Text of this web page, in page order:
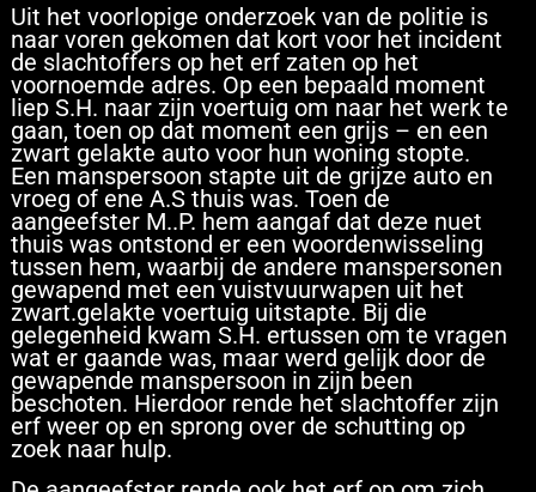
Uit het voorlopige onderzoek van de politie is
naar voren gekomen dat kort voor het incident
de slachtoffers op het erf zaten op het
voornoemde adres. Op een bepaald moment
liep S.H. naar zijn voertuig om naar het werk te
gaan, toen op dat moment een grijs – en een
zwart gelakte auto voor hun woning stopte.
Een manspersoon stapte uit de grijze auto en
vroeg of ene A.S thuis was. Toen de
aangeefster M..P. hem aangaf dat deze nuet
thuis was ontstond er een woordenwisseling
tussen hem, waarbij de andere manspersonen
gewapend met een vuistvuurwapen uit het
zwart.gelakte voertuig uitstapte. Bij die
gelegenheid kwam S.H. ertussen om te vragen
wat er gaande was, maar werd gelijk door de
gewapende manspersoon in zijn been
beschoten. Hierdoor rende het slachtoffer zijn
erf weer op en sprong over de schutting op
zoek naar hulp.